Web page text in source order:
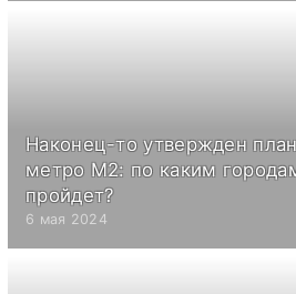
Наконец-то утвержден
метро М2: по каким
пройдет?
6 мая 2024